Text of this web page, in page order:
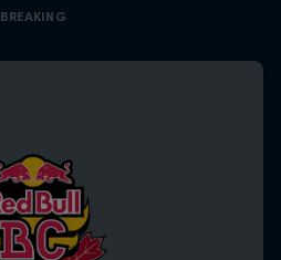
BREAKING